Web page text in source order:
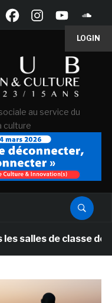
LOGIN
au service du
culture
classe des écoles